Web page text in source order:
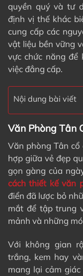
quyền quý và tư
định vị thế khác
cung cấp các
vật liệu bền vững
vực chức năng để
việc đẳng cấp.
Nội dung bài viết
Văn Phòng Tân
Văn phòng Tân cổ
hợp giữa vẻ đẹp
gọn gàng của
cách thiết kế văn
điển đã lược bỏ
mắt để tập trung
mảnh và những
Với không gian
trắng, kem hay
mang lại cảm